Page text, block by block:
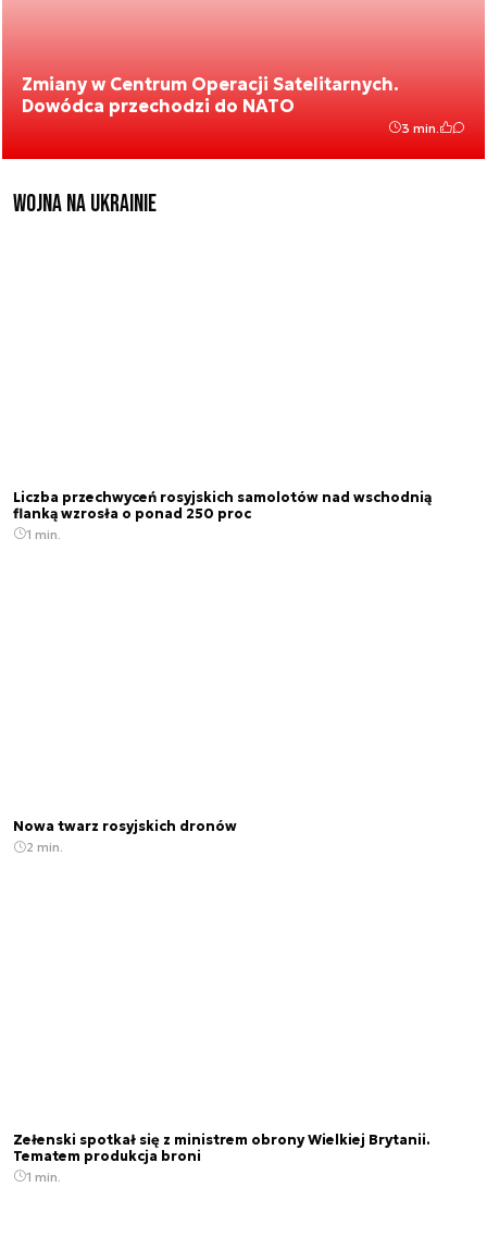
Zmiany w Centrum Operacji Satelitarnych.
Dowódca przechodzi do NATO
3 min.
Wojna na Ukrainie
Liczba przechwyceń rosyjskich samolotów nad wschodnią
flanką wzrosła o ponad 250 proc
1 min.
Nowa twarz rosyjskich dronów
2 min.
Zełenski spotkał się z ministrem obrony Wielkiej Brytanii.
Tematem produkcja broni
1 min.